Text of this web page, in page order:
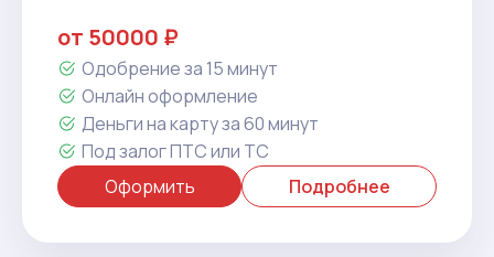
от 50000 ₽
Одобрение за 15 минут
Онлайн оформление
Деньги на карту за 60 минут
Под залог ПТС или ТС
Оформить
Подробнее